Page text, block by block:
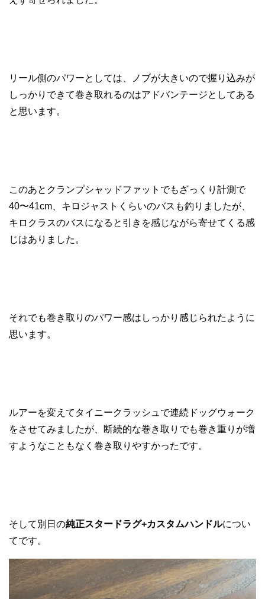
リール側のパワーとしては、ノブが大きいので握り込みが
しっかりできて巻き取れるのはアドバンテージとしてある
と思います。
このあとクランプシャッドファットでもざっくり計測で
40〜41cm、キロジャストくらいのバスも釣りましたが、
キロクラスのバスになると引きを感じながら寄せてくる感
じはありました。
それでも巻き取りのパワー感はしっかり感じられたように
思います。
ルアーを変えてタイニークラッシュで連続ドッグウォーク
をさせてみましたが、断続的な巻き取りでも巻き重りが増
すようなこともなく巻き取りやすかったです。
そして別日の純正スタードラグ+カスタムハンドルについ
てです。